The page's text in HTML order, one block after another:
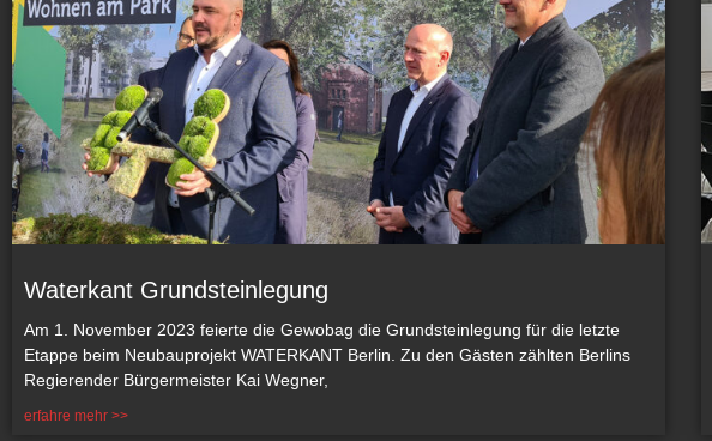
Waterkant Grundsteinlegung
Am 1. November 2023 feierte die Gewobag die Grundsteinlegung für die letzte
Etappe beim Neubauprojekt WATERKANT Berlin. Zu den Gästen zählten Berlins
Regierender Bürgermeister Kai Wegner,
erfahre mehr >>